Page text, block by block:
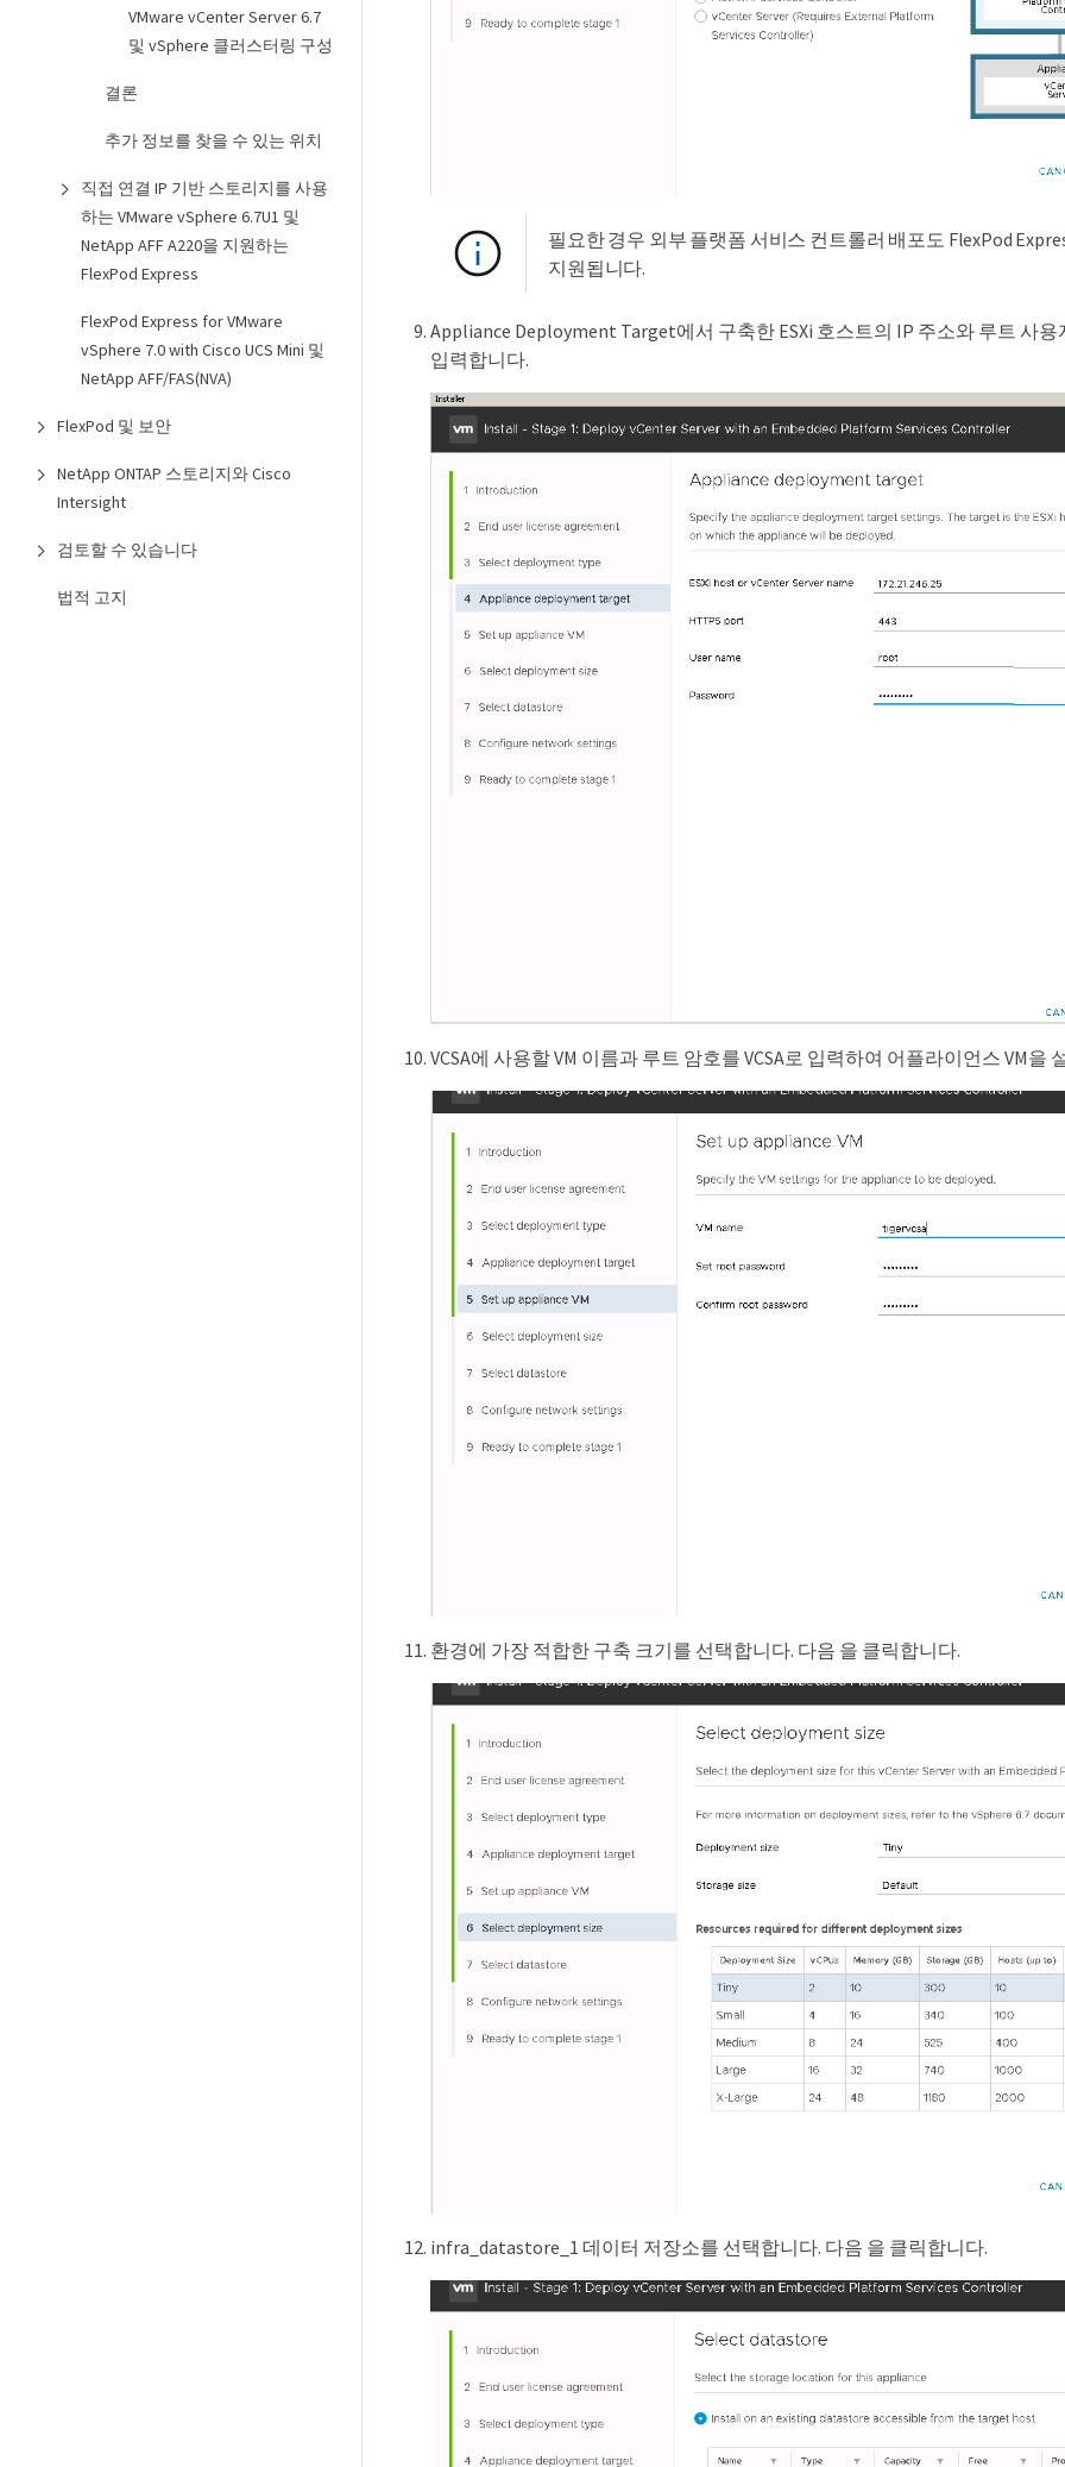
VMware vCenter Server 6.7
및 vSphere 클러스터링 구성
결론
추가 정보를 찾을 수 있는 위치
직접 연결 IP 기반 스토리지를 사용
하는 VMware vSphere 6.7U1 및
NetApp AFF A220을 지원하는
FlexPod Express
FlexPod Express for VMware
vSphere 7.0 with Cisco UCS Mini 및
NetApp AFF/FAS(NVA)
FlexPod 및 보안
NetApp ONTAP 스토리지와 Cisco
Intersight
검토할 수 있습니다
법적 고지
필요한 경우 외부 플랫폼 서비스 컨트롤러 배포도 FlexPod
지원됩니다.
Appliance Deployment Target에서 구축한 ESXi 호스트의 IP 주소와 루트 사
입력합니다.
VCSA에 사용할 VM 이름과 루트 암호를 VCSA로 입력하여 어플라이언스 VM을
환경에 가장 적합한 구축 크기를 선택합니다. 다음 을 클릭합니다.
infra_datastore_1 데이터 저장소를 선택합니다. 다음 을 클릭합니다.